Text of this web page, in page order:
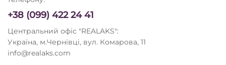
+38 (099) 422 24 41
Центральний офіс "REALAKS":
Україна, м.Чернівці, вул. Комарова, 11
info@realaks.com